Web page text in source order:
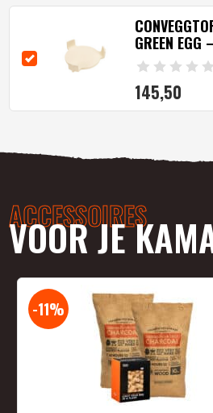
GREEN EGG
145,50
ACCESSOIRES
VOOR JE
-11%